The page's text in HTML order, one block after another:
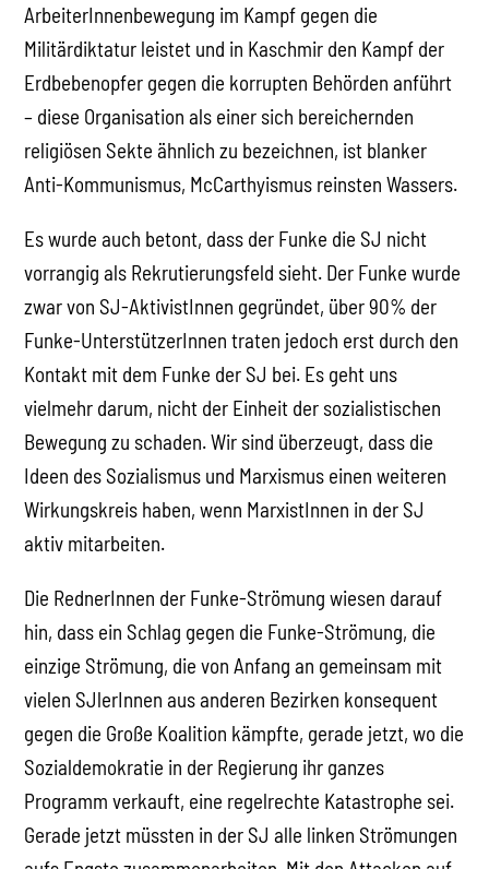
ArbeiterInnenbewegung im Kampf gegen die
Militärdiktatur leistet und in Kaschmir den Kampf der
Erdbebenopfer gegen die korrupten Behörden anführt
– diese Organisation als einer sich bereichernden
religiösen Sekte ähnlich zu bezeichnen, ist blanker
Anti-Kommunismus, McCarthyismus reinsten Wassers.
Es wurde auch betont, dass der Funke die SJ nicht
vorrangig als Rekrutierungsfeld sieht. Der Funke wurde
zwar von SJ-AktivistInnen gegründet, über 90% der
Funke-UnterstützerInnen traten jedoch erst durch den
Kontakt mit dem Funke der SJ bei. Es geht uns
vielmehr darum, nicht der Einheit der sozialistischen
Bewegung zu schaden. Wir sind überzeugt, dass die
Ideen des Sozialismus und Marxismus einen weiteren
Wirkungskreis haben, wenn MarxistInnen in der SJ
aktiv mitarbeiten.
Die RednerInnen der Funke-Strömung wiesen darauf
hin, dass ein Schlag gegen die Funke-Strömung, die
einzige Strömung, die von Anfang an gemeinsam mit
vielen SJlerInnen aus anderen Bezirken konsequent
gegen die Große Koalition kämpfte, gerade jetzt, wo die
Sozialdemokratie in der Regierung ihr ganzes
Programm verkauft, eine regelrechte Katastrophe sei.
Gerade jetzt müssten in der SJ alle linken Strömungen